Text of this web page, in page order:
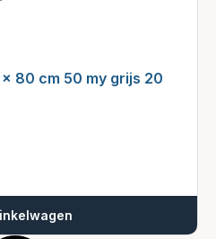
80 cm 50 my grijs 20